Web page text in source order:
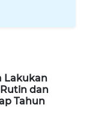
Lakukan
dan
Tahun